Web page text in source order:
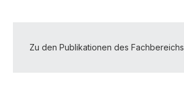
Zu den Publikationen des Fachbereichs